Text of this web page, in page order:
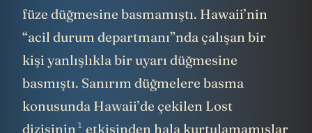
füze düğmesine basmamıştı. Hawaii’nin
“acil durum departmanı”nda çalışan bir
kişi yanlışlıkla bir uyarı düğmesine
basmıştı. Sanırım düğmelere basma
konusunda Hawaii’de çekilen Lost
dizisinin 1 etkisinden hala kurtulamamışlar